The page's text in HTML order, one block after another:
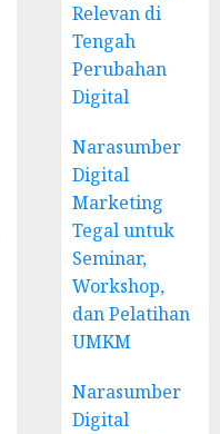
Relevan di
Tengah
Perubahan
Digital
Narasumber
Digital
Marketing
Tegal untuk
Seminar,
Workshop,
dan Pelatihan
UMKM
Narasumber
Digital